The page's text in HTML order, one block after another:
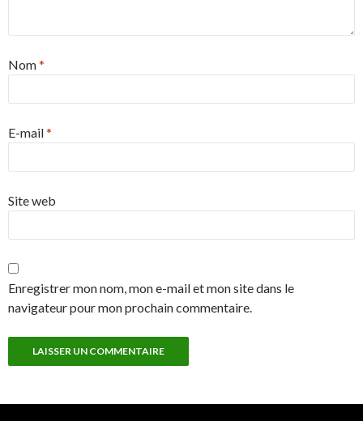
Nom*
E-mail*
Site web
Enregistrer mon nom, mon e-mail et mon site dans le
navigateur pour mon prochain commentaire.